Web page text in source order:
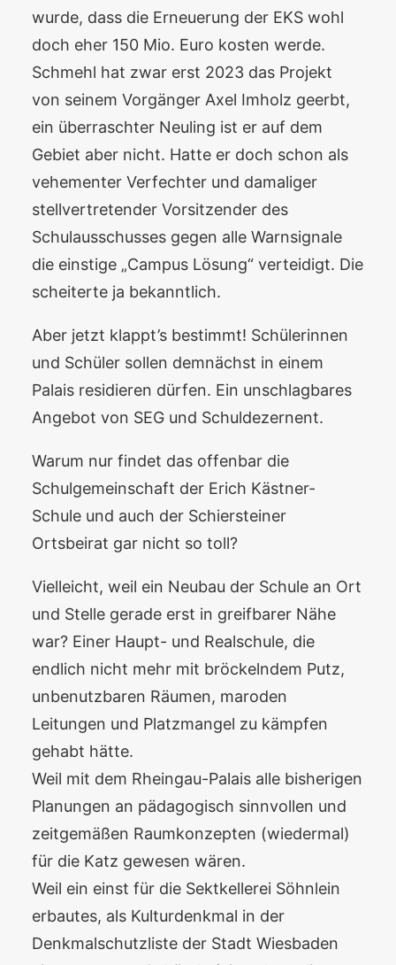
wurde, dass die Erneuerung der EKS wohl
doch eher 150 Mio. Euro kosten werde.
Schmehl hat zwar erst 2023 das Projekt
von seinem Vorgänger Axel Imholz geerbt,
ein überraschter Neuling ist er auf dem
Gebiet aber nicht. Hatte er doch schon als
vehementer Verfechter und damaliger
stellvertretender Vorsitzender des
Schulausschusses gegen alle Warnsignale
die einstige „Campus Lösung“ verteidigt. Die
scheiterte ja bekanntlich.
Aber jetzt klappt’s bestimmt! Schülerinnen
und Schüler sollen demnächst in einem
Palais residieren dürfen. Ein unschlagbares
Angebot von SEG und Schuldezernent.
Warum nur findet das offenbar die
Schulgemeinschaft der Erich Kästner-
Schule und auch der Schiersteiner
Ortsbeirat gar nicht so toll?
Vielleicht, weil ein Neubau der Schule an Ort
und Stelle gerade erst in greifbarer Nähe
war? Einer Haupt- und Realschule, die
endlich nicht mehr mit bröckelndem Putz,
unbenutzbaren Räumen, maroden
Leitungen und Platzmangel zu kämpfen
gehabt hätte.
Weil mit dem Rheingau-Palais alle bisherigen
Planungen an pädagogisch sinnvollen und
zeitgemäßen Raumkonzepten (wiedermal)
für die Katz gewesen wären.
Weil ein einst für die Sektkellerei Söhnlein
erbautes, als Kulturdenkmal in der
Denkmalschutzliste der Stadt Wiesbaden